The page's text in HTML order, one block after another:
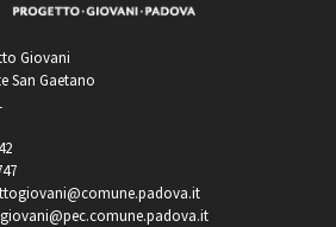
Giovani
San Gaetano